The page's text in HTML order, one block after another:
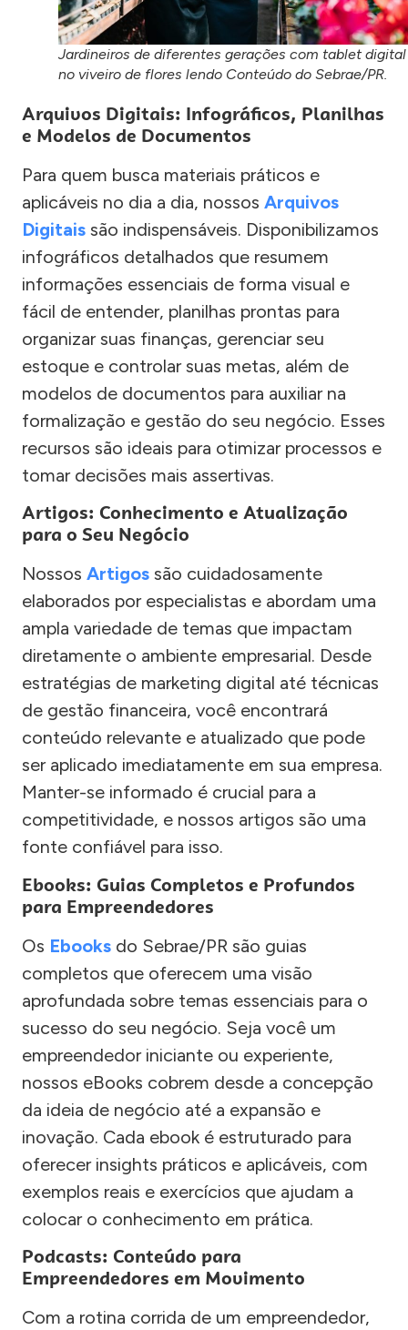
Jardineiros de diferentes gerações com tablet digital
no viveiro de flores lendo Conteúdo do Sebrae/PR.
Arquivos Digitais: Infográficos, Planilhas
e Modelos de Documentos
Para quem busca materiais práticos e
aplicáveis no dia a dia, nossos Arquivos
Digitais são indispensáveis. Disponibilizamos
infográficos detalhados que resumem
informações essenciais de forma visual e
fácil de entender, planilhas prontas para
organizar suas finanças, gerenciar seu
estoque e controlar suas metas, além de
modelos de documentos para auxiliar na
formalização e gestão do seu negócio. Esses
recursos são ideais para otimizar processos e
tomar decisões mais assertivas.
Artigos: Conhecimento e Atualização
para o Seu Negócio
Nossos Artigos são cuidadosamente
elaborados por especialistas e abordam uma
ampla variedade de temas que impactam
diretamente o ambiente empresarial. Desde
estratégias de marketing digital até técnicas
de gestão financeira, você encontrará
conteúdo relevante e atualizado que pode
ser aplicado imediatamente em sua empresa.
Manter-se informado é crucial para a
competitividade, e nossos artigos são uma
fonte confiável para isso.
Ebooks: Guias Completos e Profundos
para Empreendedores
Os Ebooks do Sebrae/PR são guias
completos que oferecem uma visão
aprofundada sobre temas essenciais para o
sucesso do seu negócio. Seja você um
empreendedor iniciante ou experiente,
nossos eBooks cobrem desde a concepção
da ideia de negócio até a expansão e
inovação. Cada ebook é estruturado para
oferecer insights práticos e aplicáveis, com
exemplos reais e exercícios que ajudam a
colocar o conhecimento em prática.
Podcasts: Conteúdo para
Empreendedores em Movimento
Com a rotina corrida de um empreendedor,